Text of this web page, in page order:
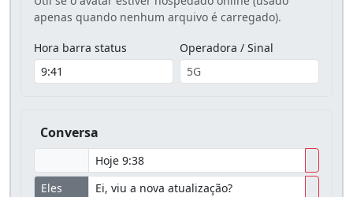
apenas quando nenhum arquivo é carregado).
Hora barra status Operadora / Sinal
Conversa
Eles